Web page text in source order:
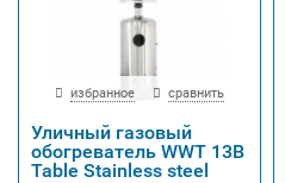
избранное сравнить
Уличный газовый
обогреватель WWT 13B
Table Stainless steel